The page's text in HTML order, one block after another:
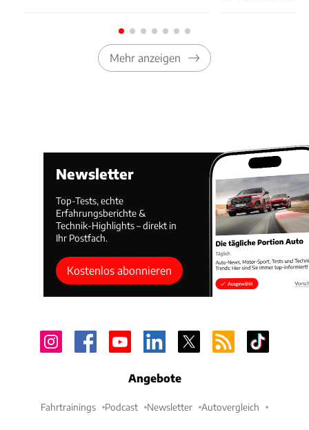
Mehr anzeigen
Newsletter
Top-Tests, echte
Erfahrungsberichte &
Technik-Highlights – direkt in
Ihr Postfach.
Kostenlos abonnieren
Angebote
Fahrtrainings Podcast Newsletter Autovergleich